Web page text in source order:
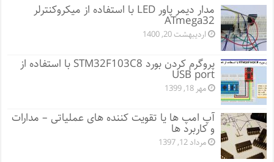
مدار دیمر پاور LED با استفاده از میکروکنترلر
ATmega32
اردیبهشت 20, 1400
پروگرم کردن بورد STM32F103C8 با استفاده از
USB port
مهر 18, 1399
آپ امپ ها یا تقویت کننده های عملیاتی – مدارات
و کاربرد ها
مرداد 12, 1397